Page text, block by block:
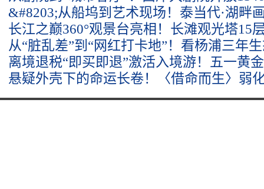
&#8203;从船坞到艺术现场！泰当代·湖畔
长江之巅360°观景台亮相！长滩观光塔15
从“脏乱差”到“网红打卡地”！看杨浦三年
离境退税“即买即退”激活入境游！五一黄
悬疑外壳下的命运长卷！〈借命而生〉弱